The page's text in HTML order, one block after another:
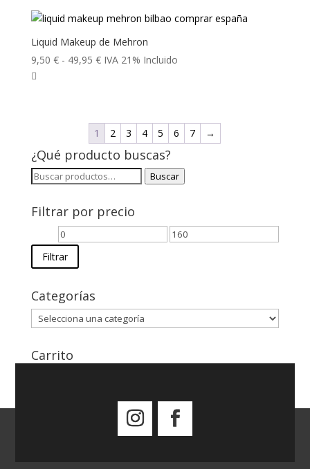
Liquid Makeup de Mehron
9,50 € - 49,95 €Rango
9,50 €
hasta
49,95 €
IVA 21% Incluido
1 2 3 4 5 6 7 →
¿Qué producto buscas?
Buscar
Buscar
Filtrar por precio
Precio
mínimo
Precio
Filtrar
Categorías
Carrito